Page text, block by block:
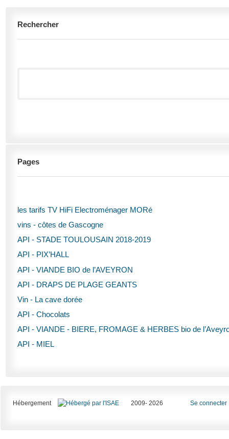
Rechercher
Pages
les tarifs TV HiFi Electroménager MORé
vins - côtes de Gascogne
API - STADE TOULOUSAIN 2018-2019
API - PIX’HALL
API - VIANDE BIO de l’AVEYRON
API - DRAPS DE PLAGE GEANTS
Vin - La cave dorée
API - Chocolats
API - VIANDE - BIERE, FROMAGE & HERBES bio de
API - MIEL
Hébergement 2009- 2026 Se connecter